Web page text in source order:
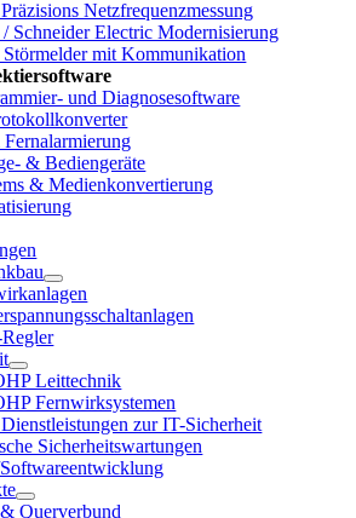
Netzfrequenzmessung
Schneider Electric Modernisierung
mit Kommunikation
und Diagnosesoftware
& Bediengeräte
& Medienkonvertierung
Leittechnik
Fernwirksystemen
zur IT-Sicherheit
Sicherheitswartungen
Querverbund